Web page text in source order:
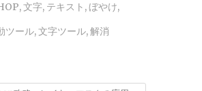
,文字, テキスト ,ぼやけ,
ツール,文字ツール,解消